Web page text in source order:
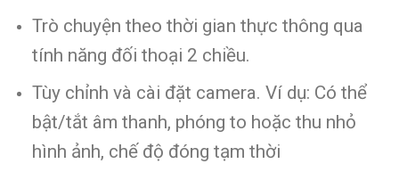
Trò chuyện theo thời gian thực thông qua
tính năng đối thoại 2 chiều.
Tùy chỉnh và cài đặt camera. Ví dụ: Có thể
bật/tắt âm thanh, phóng to hoặc thu nhỏ
hình ảnh, chế độ đóng tạm thời